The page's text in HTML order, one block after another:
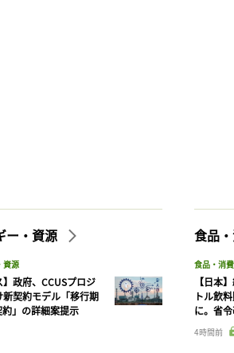
ー・資源
資源
政府、CCUSプロジ
新契約モデル「移行期
」の詳細案提示
食品
食品・消
【日本
トル飲
に。省
4時間前